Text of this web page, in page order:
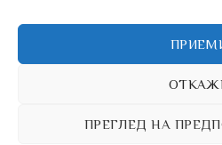
ПРЕГЛЕД НА